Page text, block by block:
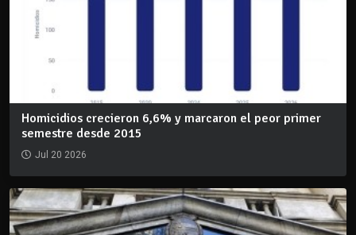
Homicidios crecieron 6,6% y marcaron el peor primer
semestre desde 2015
Jul 20 2026